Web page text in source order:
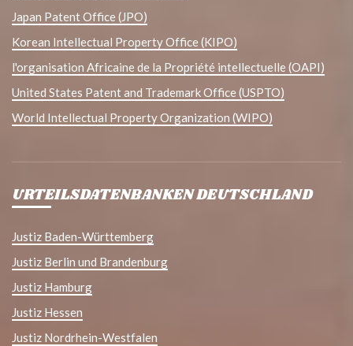
Japan Patent Office (JPO)
Korean Intellectual Property Office (KIPO)
l'organisation Africaine de la Propriété intellectuelle (OAPI)
United States Patent and Trademark Office (USPTO)
World Intellectual Property Organization (WIPO)
URTEILSDATENBANKEN DEUTSCHLAND
Justiz Baden-Württemberg
Justiz Berlin und Brandenburg
Justiz Hamburg
Justiz Hessen
Justiz Nordrhein-Westfalen